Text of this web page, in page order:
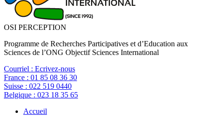
OSI PERCEPTION
Programme de Recherches Participatives et d’Education aux
Sciences de l’ONG Objectif Sciences International
Courriel : Ecrivez-nous
France : 01 85 08 36 30
Suisse : 022 519 0440
Belgique : 023 18 35 65
Accueil